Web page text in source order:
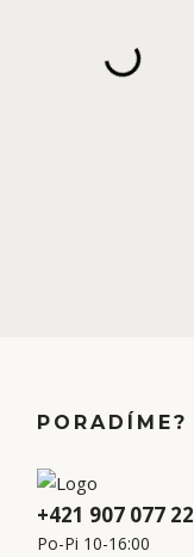
PORADÍME?
+421 907 077
Po-Pi 10-16:00